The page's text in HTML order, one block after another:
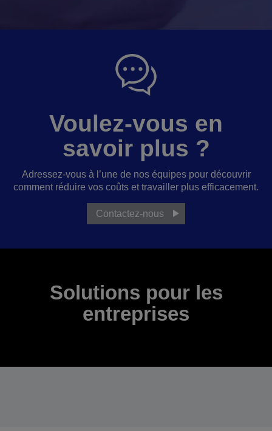
Voulez-vous en
savoir plus ?
Adressez-vous à l’une de nos équipes pour découvrir
comment réduire vos coûts et travailler plus efficacement.
Contactez-nous
Solutions pour les
entreprises